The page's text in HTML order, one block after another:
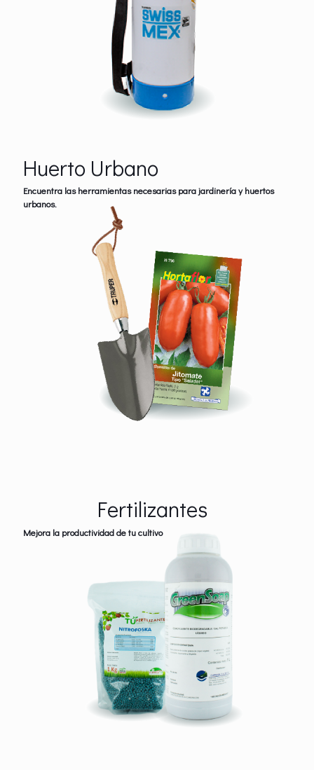
Huerto Urbano
Encuentra las herramientas necesarias para jardinería y huertos
urbanos.
Fertilizantes
Mejora la productividad de tu cultivo